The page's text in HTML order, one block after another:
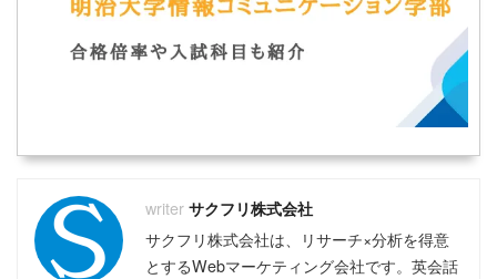
サクフリ株式会社
サクフリ株式会社は、リサーチ×分析を得意
とするWebマーケティング会社です。英会話